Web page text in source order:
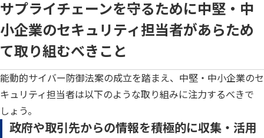
サプライチェーンを守るために中堅・中
小企業のセキュリティ担当者があらため
て取り組むべきこと
能動的サイバー防御法案の成立を踏まえ、中堅・中小企業のセ
キュリティ担当者は以下のような取り組みに注力するべきで
しょう。
政府や取引先からの情報を積極的に収集・活用